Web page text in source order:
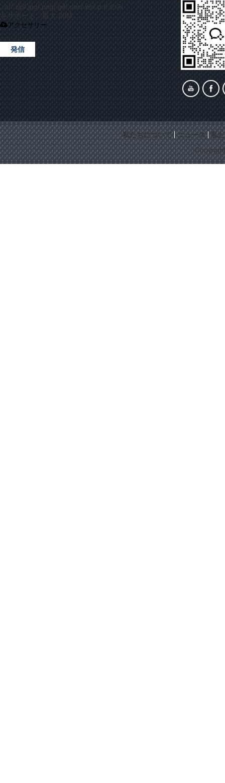
.rar/.zip/.jpg/.png/.gif/.doc/.xls/.pdf のみ
をサポート、最大 20M
アクセサリー
発信
私たちについて ニュース
私